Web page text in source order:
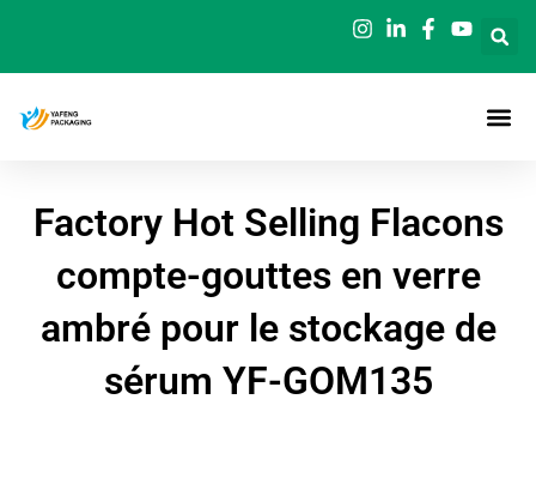
contenu
Factory Hot Selling Flacons
compte-gouttes en verre
ambré pour le stockage de
sérum YF-GOM135